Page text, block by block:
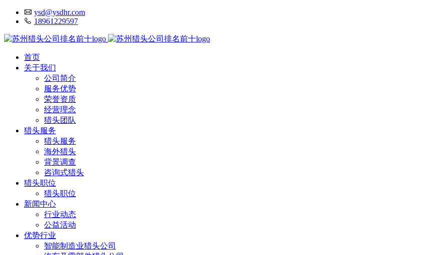
ysd@ysdhr.com
18961229597
首页
关于我们
公司简介
服务优势
荣誉资质
经营理念
猎头团队
猎头服务
猎头服务
海外猎头
背景调查
咨询式猎头
猎头职位
猎头职位
新闻中心
行业动态
公益活动
优势行业
智能制造业猎头公司